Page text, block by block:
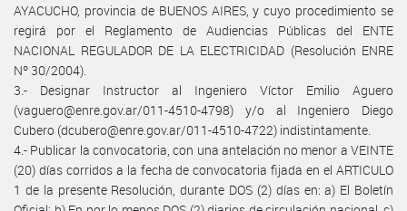
AYACUCHO, provincia de BUENOS AIRES, y cuyo procedimiento se
regirá por el Reglamento de Audiencias Públicas del ENTE
NACIONAL REGULADOR DE LA ELECTRICIDAD (Resolución ENRE
Nº 30/2004).
3.- Designar Instructor al Ingeniero Víctor Emilio Aguero
(vaguero@enre.gov.ar/011-4510-4798) y/o al Ingeniero Diego
Cubero (dcubero@enre.gov.ar/011-4510-4722) indistintamente.
4.- Publicar la convocatoria, con una antelación no menor a VEINTE
(20) días corridos a la fecha de convocatoria fijada en el ARTICULO
1 de la presente Resolución, durante DOS (2) días en: a) El Boletín